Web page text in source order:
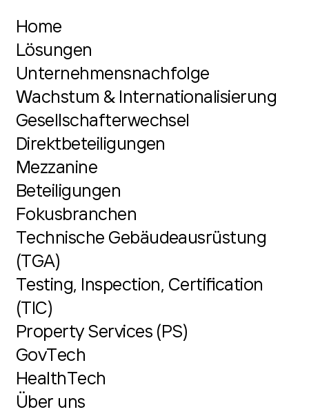
Home
Lösungen
Unternehmensnachfolge
Wachstum & Internationalisierung
Gesellschafterwechsel
Direktbeteiligungen
Mezzanine
Beteiligungen
Fokusbranchen
Technische Gebäudeausrüstung
(TGA)
Testing, Inspection, Certification
(TIC)
Property Services (PS)
GovTech
HealthTech
Über uns